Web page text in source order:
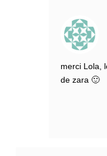
merci Lola,
de zara 🙂